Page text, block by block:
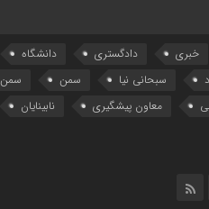
خبری دادگستری دانشگاه
سبحانی نیا سمن
سمن
معاون پیشگیری نابینایان